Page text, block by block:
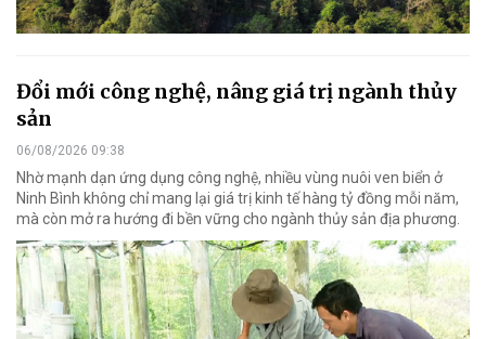
Đổi mới công nghệ, nâng giá trị ngành thủy
sản
06/08/2026 09:38
Nhờ mạnh dạn ứng dụng công nghệ, nhiều vùng nuôi ven biển ở
Ninh Bình không chỉ mang lại giá trị kinh tế hàng tỷ đồng mỗi năm,
mà còn mở ra hướng đi bền vững cho ngành thủy sản địa phương.